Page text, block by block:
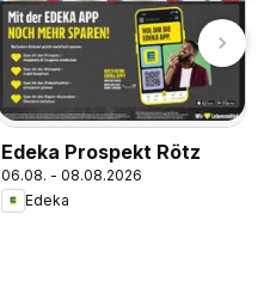
Edeka Prospekt Rötz
06.08. - 08.08.2026
Edeka